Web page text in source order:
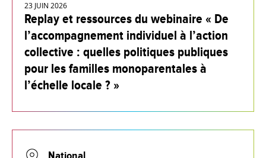
23 JUIN 2026
Replay et ressources du webinaire « De
l’accompagnement individuel à l’action
collective : quelles politiques publiques
pour les familles monoparentales à
l’échelle locale ? »